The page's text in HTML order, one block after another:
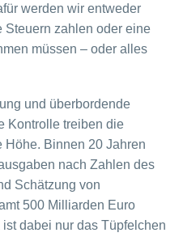
werden wir entweder
Steuern zahlen oder eine
müssen – oder alles
und überbordende
Kontrolle treiben die
Binnen 20 Jahren
nach Zahlen des
Schätzung von
500 Milliarden Euro
dabei nur das Tüpfelchen